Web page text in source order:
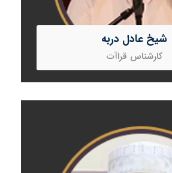
شیخ عادل دربه
کارشناس قراآت